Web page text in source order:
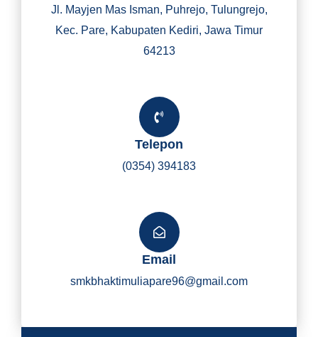
Y
I
Jl. Mayjen Mas Isman, Puhrejo, Tulungrejo,
Kec. Pare, Kabupaten Kediri, Jawa Timur
64213
Telepon
(0354) 394183
Email
smkbhaktimuliapare96@gmail.com